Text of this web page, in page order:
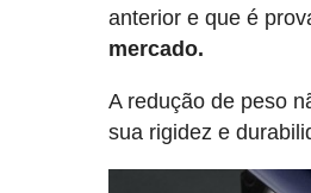
anterior e que é
mercado.
A redução de peso
sua rigidez e